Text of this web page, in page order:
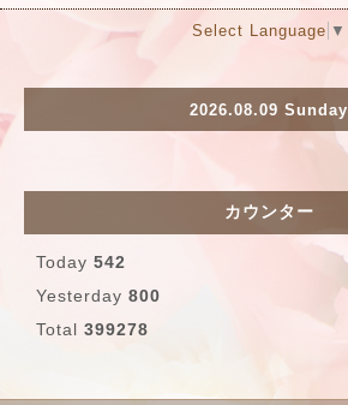
Select Language ▼
2026.08.09 Sunday
カウンター
Today 542
Yesterday 800
Total 399278